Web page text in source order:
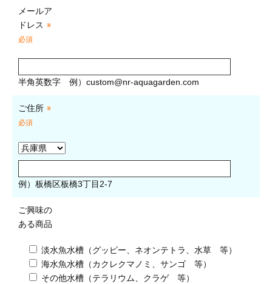
メールア
ドレス ※
必須
半角英数字 例） custom@nr-aquagarden.com
ご住所 ※
必須
例）板橋区板橋3丁目2-7
ご興味の
ある商品
淡水魚水槽（グッピー、ネオンテトラ、水草 等）
海水魚水槽（カクレクマノミ、サンゴ 等）
その他水槽（テラリウム、クラゲ 等）